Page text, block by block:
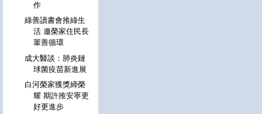
作
綠善讀書會推綠生
活 邀榮家住民長
輩善循環
成大醫談：肺炎鏈
球菌疫苗新進展
白河榮家獲獎締榮
耀 期許推安寧更
好更進步